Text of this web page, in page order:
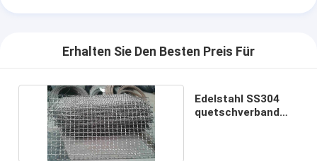
Erhalten Sie Den Besten Preis Für
Edelstahl SS304
quetschverband